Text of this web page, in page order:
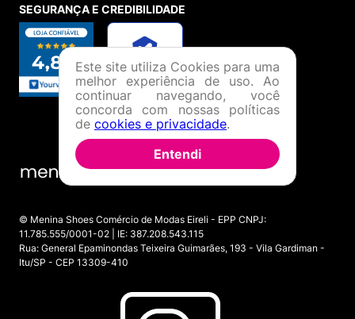
SEGURANÇA E CREDIBILIDADE
© Menina Shoes Comércio de Modas Eireli - EPP CNPJ:
11.785.555/0001-02 | IE: 387.208.543.115
Rua: General Epaminondas Teixeira Guimarães, 193 - Vila Gardiman -
Itu/SP - CEP 13309-410
Este site utiliza Cookies para uma
melhor experiência de uso. Ao
continuar navegando, você
concorda com nossas políticas
de cookies e privacidade.
Entendi